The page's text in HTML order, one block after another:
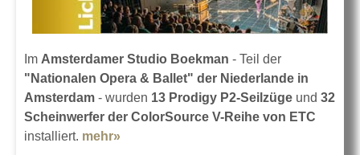
Im Amsterdamer Studio Boekman - Teil der
"Nationalen Opera & Ballet" der Niederlande in
Amsterdam - wurden 13 Prodigy P2-Seilzüge und 32
Scheinwerfer der ColorSource V-Reihe von ETC
installiert. mehr»